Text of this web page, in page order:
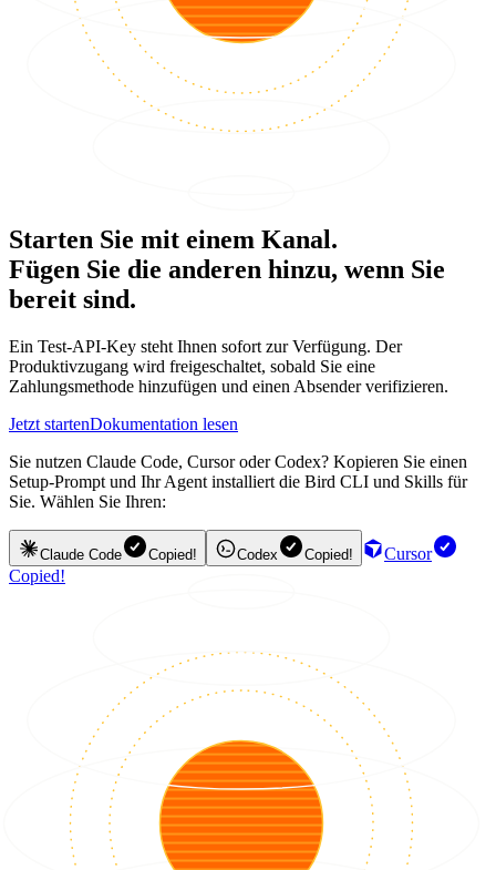
Starten Sie mit einem Kanal.
Fügen Sie die anderen hinzu, wenn Sie
bereit sind.
Ein Test-API-Key steht Ihnen sofort zur Verfügung. Der
Produktivzugang wird freigeschaltet, sobald Sie eine
Zahlungsmethode hinzufügen und einen Absender verifizieren.
Jetzt startenDokumentation lesen
Sie nutzen Claude Code, Cursor oder Codex? Kopieren Sie einen
Setup-Prompt und Ihr Agent installiert die Bird CLI und Skills für
Sie. Wählen Sie Ihren:
Claude Code Copied! Codex Copied!
Cursor
Copied!